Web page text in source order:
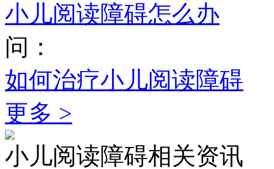
小儿阅读障碍怎么办
问：
如何治疗小儿阅读障碍
更多 >
小儿阅读障碍相关资讯